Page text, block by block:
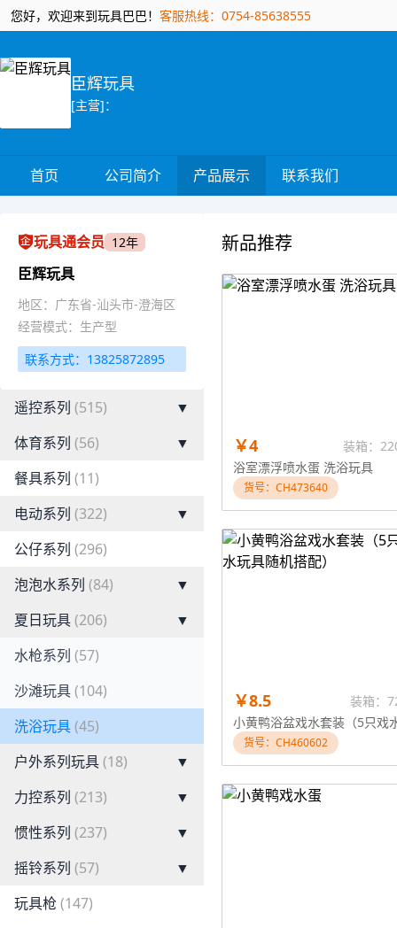
您好，欢迎来到玩具巴巴！ 客服热线：0754-85638555
臣辉玩具
[主营]：
首页 公司简介 产品展示 联系我们
玩具通会员 12年
臣辉玩具
地区：广东省-汕头市-澄海区
经营模式：生产型
联系方式：13825872895
遥控系列 (515)
▼
体育系列 (56)
▼
餐具系列 (11)
电动系列 (322)
▼
公仔系列 (296)
泡泡水系列 (84)
▼
夏日玩具(206)
▼
水枪系列 (57)
沙滩玩具(104)
洗浴玩具(45)
户外系列玩具(18)
▼
力控系列 (213)
▼
惯性系列 (237)
▼
摇铃系列 (57)
▼
玩具枪 (147)
新品推荐
￥4
装箱：
浴室漂浮喷水蛋 洗浴玩具
货号：CH473640
￥8.5 装箱：
货号：CH460602